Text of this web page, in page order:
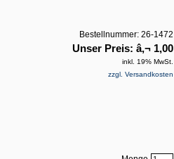
Bestellnummer: 26-1472
Unser Preis: â‚¬ 1,00
inkl. 19% MwSt.
zzgl. Versandkosten